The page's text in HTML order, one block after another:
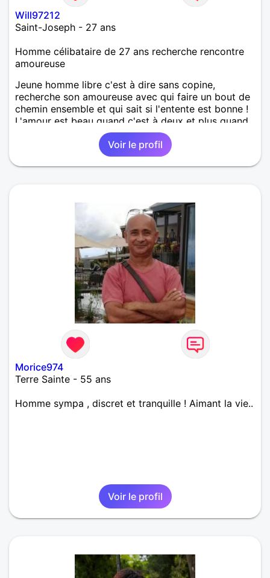
Will97212
Saint-Joseph - 27 ans
Homme célibataire de 27 ans recherche rencontre
amoureuse
Jeune homme libre c'est à dire sans copine,
recherche son amoureuse avec qui faire un bout de
chemin ensemble et qui sait si l'entente est bonne !
L'amour est beau quand c'est à deux et plus quand
c'est sincère je suis la pour trouver l'âme soeur..
Voir le profil
Morice974
Terre Sainte - 55 ans
Homme sympa , discret et tranquille ! Aimant la vie..
Voir le profil